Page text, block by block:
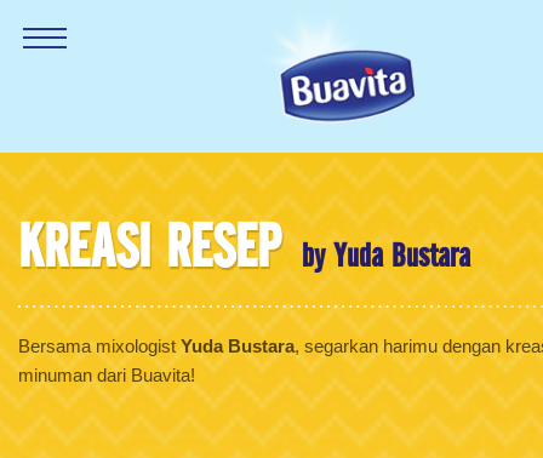
KREASI RESEPby Yuda Bustara
Bersama mixologist Yuda Bustara, segarkan harimu dengan
minuman dari Buavita!